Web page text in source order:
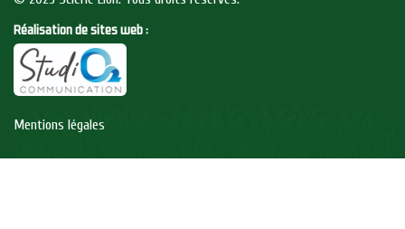
Réalisation de sites web :
Mentions légales